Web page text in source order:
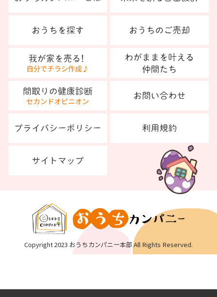
Copyright 2023 おうちカンパニー本部 All Rights Reserved.